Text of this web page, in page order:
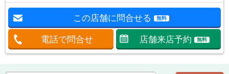
この店舗に問合せる 無料
電話で問合せ 店舗来店予約 無料